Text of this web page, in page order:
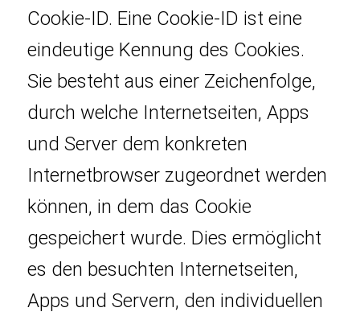
Cookie-ID. Eine Cookie-ID ist eine
eindeutige Kennung des Cookies.
Sie besteht aus einer Zeichenfolge,
durch welche Internetseiten, Apps
und Server dem konkreten
Internetbrowser zugeordnet werden
können, in dem das Cookie
gespeichert wurde. Dies ermöglicht
es den besuchten Internetseiten,
Apps und Servern, den individuellen